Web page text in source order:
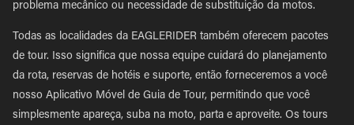
problema mecânico ou necessidade de substituição da motos.
Todas as localidades da EAGLERIDER também oferecem pacotes
de tour. Isso significa que nossa equipe cuidará do planejamento
da rota, reservas de hotéis e suporte, então forneceremos a você
nosso Aplicativo Móvel de Guia de Tour, permitindo que você
simplesmente apareça, suba na moto, parta e aproveite. Os tours